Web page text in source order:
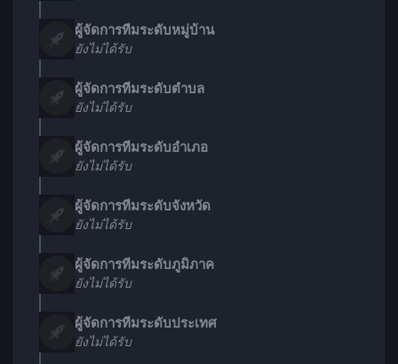
ผู้จัดการทีมระดับหมู่บ้าน
ยังไม่ได้รับ
ผู้จัดการทีมระดับตำบล
ยังไม่ได้รับ
ผู้จัดการทีมระดับอำเภอ
ยังไม่ได้รับ
ผู้จัดการทีมระดับจังหวัด
ยังไม่ได้รับ
ผู้จัดการทีมระดับภูมิภาค
ยังไม่ได้รับ
ผู้จัดการทีมระดับประเทศ
ยังไม่ได้รับ